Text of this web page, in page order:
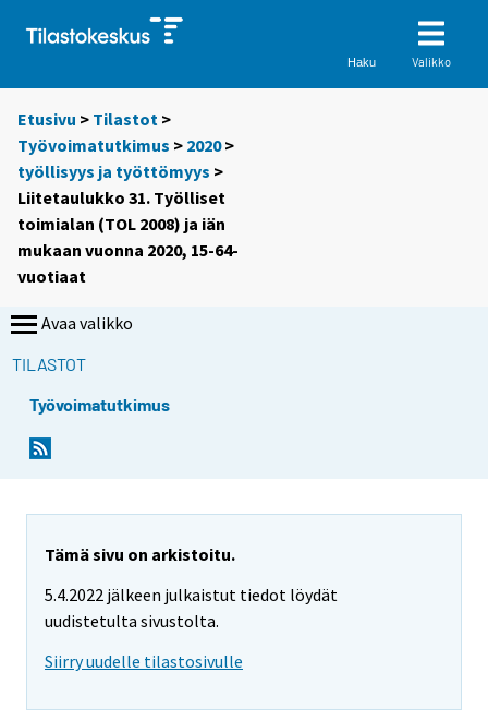
Haku Valikko
Etusivu > Tilastot >
Työvoimatutkimus > 2020>
työllisyys ja työttömyys >
Liitetaulukko 31. Työlliset
toimialan (TOL 2008) ja iän
mukaan vuonna 2020, 15-64-
vuotiaat
Avaa valikko
TILASTOT
Työvoimatutkimus
Tämä sivu on arkistoitu.
5.4.2022 jälkeen julkaistut tiedot löydät
uudistetulta sivustolta.
Siirry uudelle tilastosivulle